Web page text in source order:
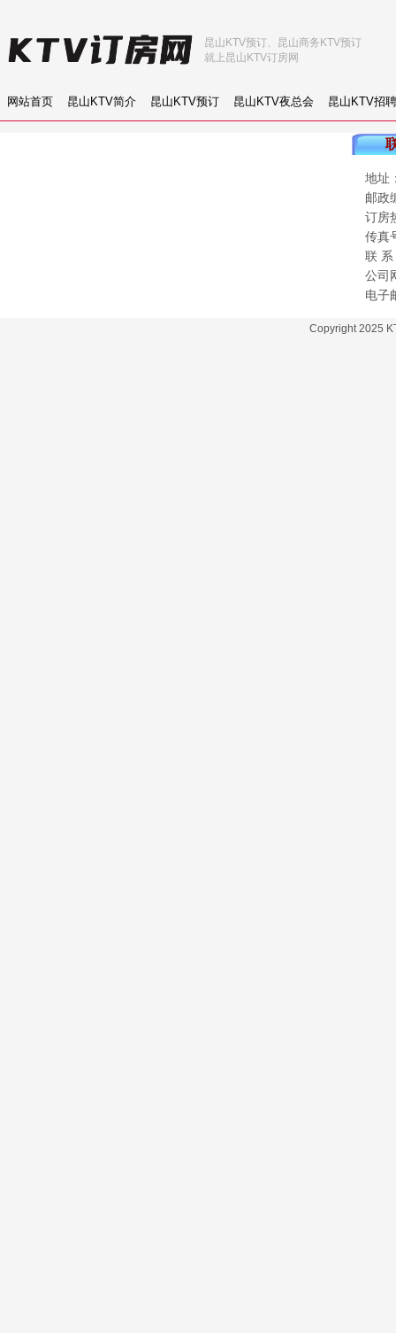
网站首页 昆山KTV简介 昆山KTV预订 昆山KTV夜总会 昆山KTV招聘
昆山KTV预订、昆山商务KTV预订
就上昆山KTV订房网
地址
邮政
订房
传真
联 系
公司
电子
Copyright 2025